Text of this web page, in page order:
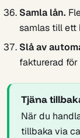
Samla lån.
samlas till ett
Slå av
fakturerad
Tjäna
När du
tillbaka via